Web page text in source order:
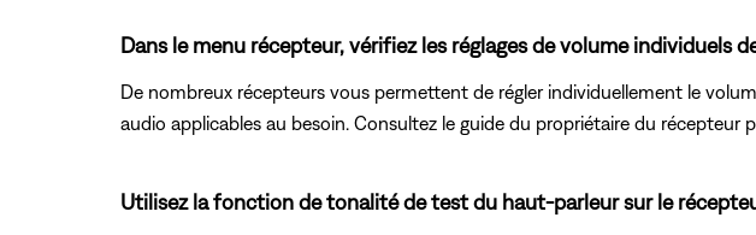
Dans le menu récepteur, vérifiez les réglages de volume individuels
De nombreux récepteurs vous permettent de régler individuellement le
audio applicables au besoin. Consultez le guide du propriétaire du récepteur
Utilisez la fonction de tonalité de test du haut-parleur sur le